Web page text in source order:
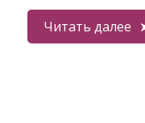
Читать далее